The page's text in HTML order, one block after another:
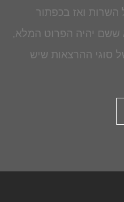
השרות ואז בכפתור
ששם יהיה הפרוט המלא,
סוגי ההרצאות שיש